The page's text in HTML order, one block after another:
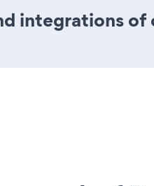
integrations of